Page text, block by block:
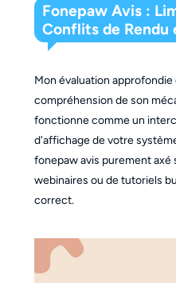
Fonepaw Avis :
Conflits de Rendu
Mon évaluation
compréhension de son
fonctionne comme un
d'affichage de votre
fonepaw avis purement
webinaires ou de tutoriels
correct.